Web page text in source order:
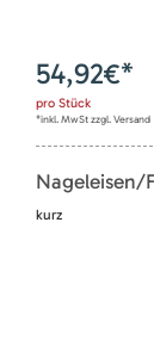
54,92€*
pro Stück
*inkl. MwSt zzgl. Versand
Nageleisen/
kurz